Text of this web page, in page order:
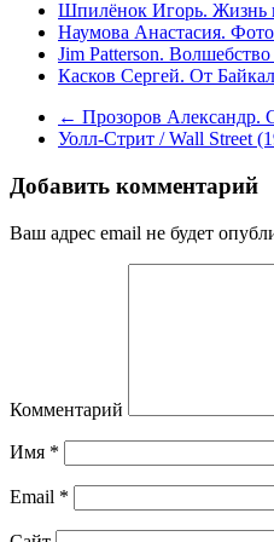
Шпилёнок Игорь. Жизнь
Наумова Анастасия.
Jim Patterson.
Касков Сергей. От
← Прозоров Александр.
Уолл-Стрит / Wall Street
Добавить комментарий
Ваш адрес email не будет
Комментарий
Имя *
Email *